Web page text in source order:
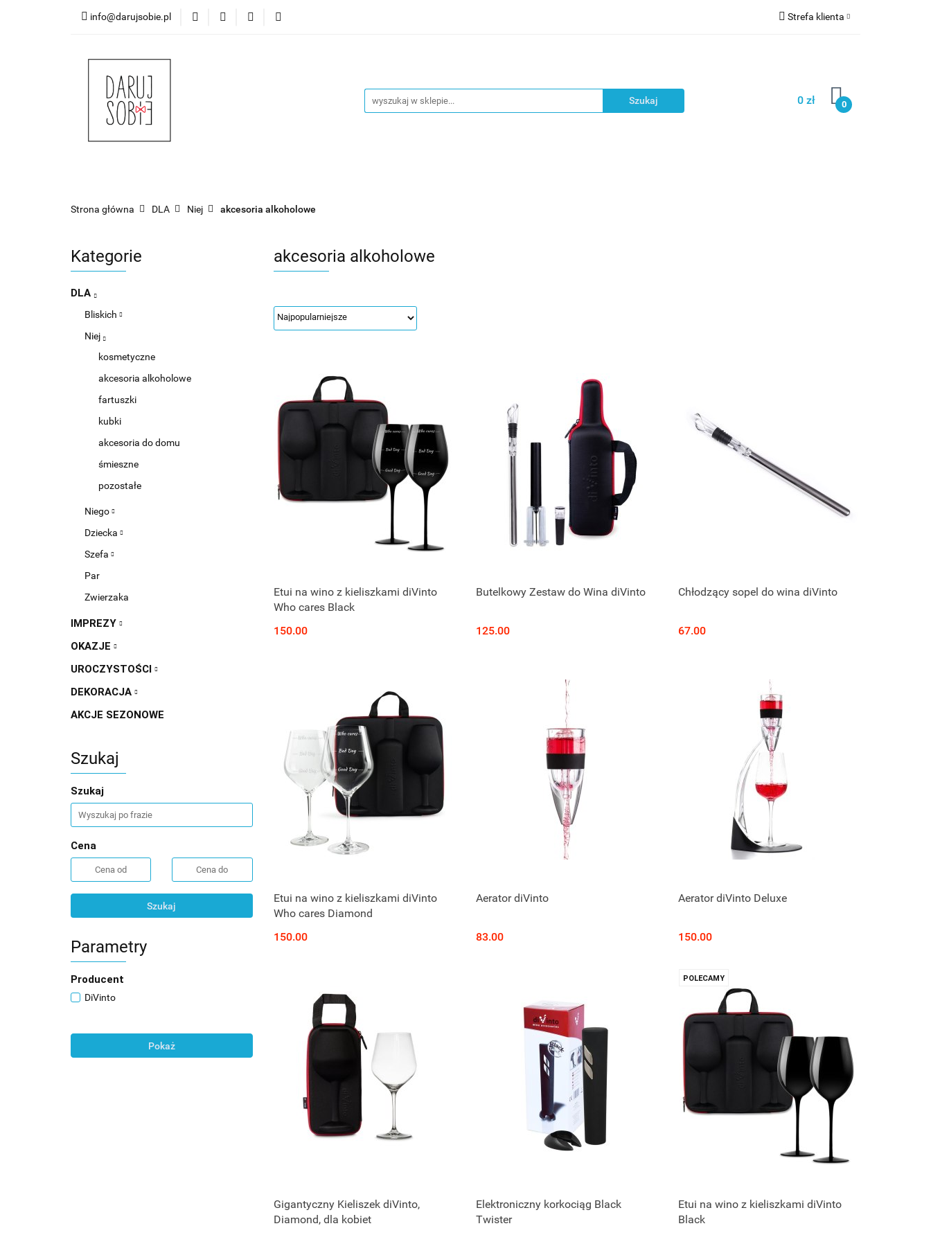
info@darujsobie.pl Strefa klienta
Dodaj zgłoszenie
Zgody cookies
0 zł 0
Strona główna DLA Niej akcesoria alkoholowe
Kategorie
DLA
Bliskich
Niej
kosmetyczne
akcesoria alkoholowe
fartuszki
kubki
akcesoria do domu
śmieszne
pozostałe
Niego
Dziecka
Szefa
Par
Zwierzaka
IMPREZY
OKAZJE
UROCZYSTOŚCI
DEKORACJA
AKCJE SEZONOWE
Szukaj
Szukaj
Cena
Szukaj
Parametry
Producent
DiVinto
Pokaż
akcesoria alkoholowe
Etui na wino z kieliszkami diVinto
Who cares Black
150.00
Butelkowy Zestaw do Wina diVinto
125.00
Chłodzący sopel do wina diVinto
67.00
Etui na wino z kieliszkami diVinto
Who cares Diamond
150.00
Aerator diVinto
83.00
Aerator diVinto Deluxe
150.00
Gigantyczny Kieliszek diVinto,
Diamond, dla kobiet
Elektroniczny korkociąg Black
Twister
POLECAMY
Etui na wino z kieliszkami diVinto
Black